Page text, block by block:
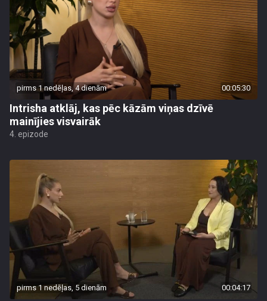
pirms 1 nedēļas, 4 dienām 00:05:30
Intrisha atklāj, kas pēc kāzām viņas dzīvē
mainījies visvairāk
4. epizode
pirms 1 nedēļas, 5 dienām 00:04:17